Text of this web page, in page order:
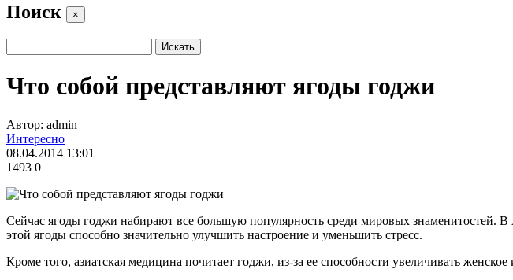
Поиск ×
Что собой представляют ягоды годжи
Автор: admin
Интересно
08.04.2014 13:01
1493 0
Сейчас ягоды годжи набирают все большую популярность среди мировых знаменитостей. В
этой ягоды способно значительно улучшить настроение и уменьшить стресс.
Кроме того, азиатская медицина почитает годжи, из-за ее способности увеличивать